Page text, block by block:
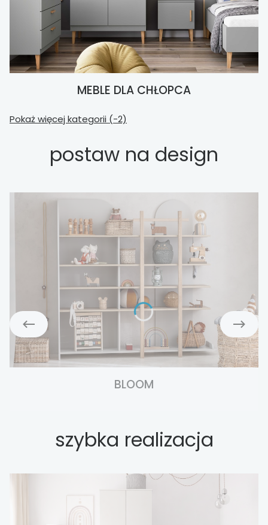
MEBLE DLA CHŁOPCA
Pokaż więcej kategorii (-2)
postaw na design
BLOOM
szybka realizacja